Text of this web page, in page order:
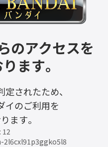
のアクセスを
ます。
されたため、
イのご利用を
ます。
12
2l6cxl91p3ggko5l8